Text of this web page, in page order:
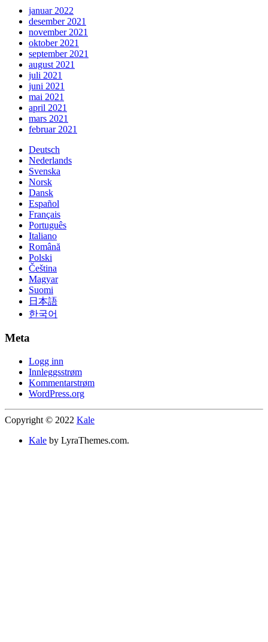
januar 2022
desember 2021
november 2021
oktober 2021
september 2021
august 2021
juli 2021
juni 2021
mai 2021
april 2021
mars 2021
februar 2021
Deutsch
Nederlands
Svenska
Norsk
Dansk
Español
Français
Português
Italiano
Română
Polski
Čeština
Magyar
Suomi
日本語
한국어
Meta
Logg inn
Innleggsstrøm
Kommentarstrøm
WordPress.org
Copyright © 2022 Kale
Kale by LyraThemes.com.